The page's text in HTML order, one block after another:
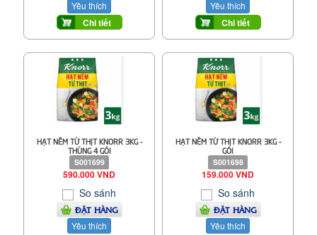
Yêu thích
Chi tiết
Yêu thích
Chi tiết
HẠT NÊM TỪ THỊT KNORR 3KG -
THÙNG 4 GÓI
S001699
590.000 VND
So sánh
ĐẶT HÀNG
Yêu thích
HẠT NÊM TỪ THỊT KNORR 3KG -
GÓI
S001698
159.000 VND
So sánh
ĐẶT HÀNG
Yêu thích